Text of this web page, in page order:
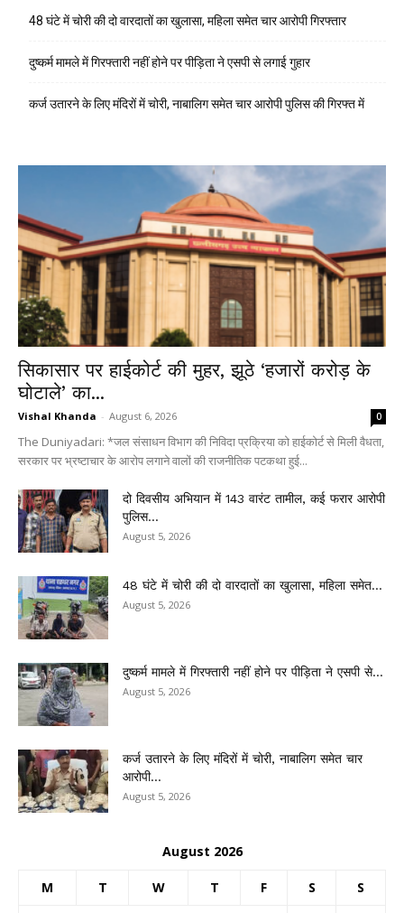
48 घंटे में चोरी की दो वारदातों का खुलासा, महिला समेत चार आरोपी गिरफ्तार
दुष्कर्म मामले में गिरफ्तारी नहीं होने पर पीड़िता ने एसपी से लगाई गुहार
कर्ज उतारने के लिए मंदिरों में चोरी, नाबालिग समेत चार आरोपी पुलिस की गिरफ्त में
सिकासार पर हाईकोर्ट की मुहर, झूठे ‘हजारों करोड़ के
घोटाले’ का...
Vishal Khanda - August 6, 2026 0
The Duniyadari: *जल संसाधन विभाग की निविदा प्रक्रिया को हाईकोर्ट से मिली वैधता,
सरकार पर भ्रष्टाचार के आरोप लगाने वालों की राजनीतिक पटकथा हुई...
दो दिवसीय अभियान में 143 वारंट तामील, कई फरार आरोपी
पुलिस...
August 5, 2026
48 घंटे में चोरी की दो वारदातों का खुलासा, महिला समेत...
August 5, 2026
दुष्कर्म मामले में गिरफ्तारी नहीं होने पर पीड़िता ने एसपी से...
August 5, 2026
कर्ज उतारने के लिए मंदिरों में चोरी, नाबालिग समेत चार
आरोपी...
August 5, 2026
August 2026
M T W T F S S